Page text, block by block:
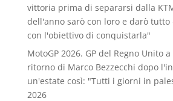
vittoria prima di separarsi dalla
dell'anno sarò con loro e darò tutto
con l'obiettivo di conquistarla"
MotoGP 2026. GP del Regno Unito
ritorno di Marco Bezzecchi dopo
un'estate così: "Tutti i giorni in
2026